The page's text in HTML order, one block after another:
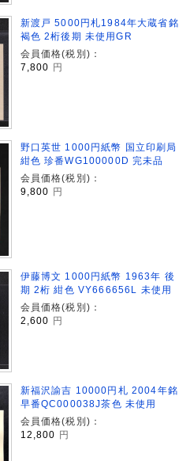
新渡戸 5000円札1984年大蔵省銘
褐色 2桁後期 未使用GR
会員価格(税別)：
7,800 円
野口英世 1000円紙幣 国立印刷局
紺色 珍番WG100000D 完未品
会員価格(税別)：
9,800
円
伊藤博文 1000円紙幣 1963年 後
期 2桁 紺色 VY666656L 未使用
会員価格(税別)：
2,600 円
新福沢諭吉 10000円札 2004年銘
早番QC000038J茶色 未使用
会員価格(税別)：
12,800 円